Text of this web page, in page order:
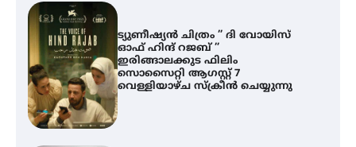
ട്യുണീഷ്യൻ ചിത്രം ” ദി വോയിസ്
ഓഫ് ഹിന്ദ് റജബ് ”
ഇരിങ്ങാലക്കുട ഫിലിം
സൊസൈറ്റി ആഗസ്റ്റ് 7
വെള്ളിയാഴ്ച സ്‌ക്രീൻ ചെയ്യുന്നു